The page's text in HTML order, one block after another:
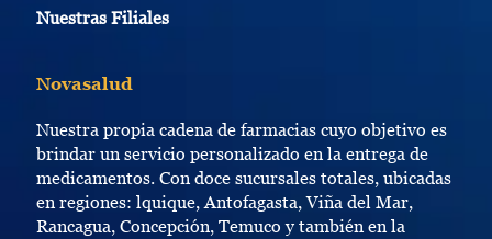
Nuestras Filiales
Novasalud
Nuestra propia cadena de farmacias cuyo objetivo es
brindar un servicio personalizado en la entrega de
medicamentos. Con doce sucursales totales, ubicadas
en regiones: lquique, Antofagasta, Viña del Mar,
Rancagua, Concepción, Temuco y también en la